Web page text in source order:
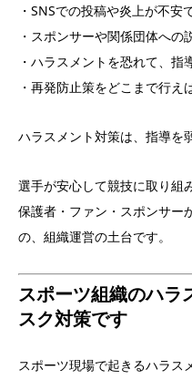
・SNSでの投稿や炎上が不安
・スポンサーや関係団体への
・ハラスメントを恐れて、指
・再発防止策をどこまで行え
ハラスメント対策は、指導を
選手が安心して競技に取り組
保護者・ファン・スポンサー
の、組織運営の土台です。
スポーツ組織のハラ
スク対策です
スポーツ現場で起きるハラス